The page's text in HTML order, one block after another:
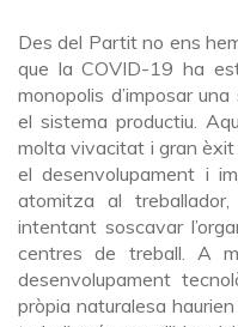
Des del Partit no ens
que la COVID-19 ha
monopolis d’imposar
el sistema productiu.
molta vivacitat i gran èxit
el desenvolupament i
atomitza al treballador,
intentant soscavar
centres de treball. A
desenvolupament
pròpia naturalesa